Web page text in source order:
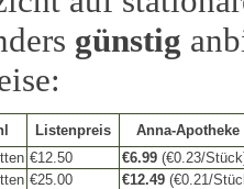
günstig
Listenpreis
Anna-Apotheke
€12.50 €6.99 (€0.23/
€25.00 €12.49 (€0.21/